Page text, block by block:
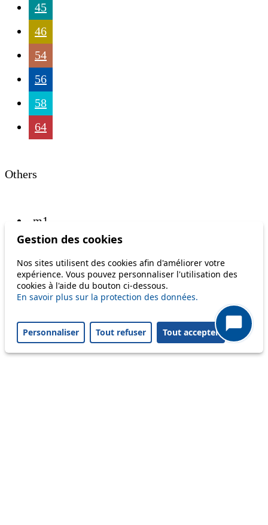
45
46
54
56
58
64
Others
m1
Status
Ongoing disruption
Disruption to come
Gestion des cookies
Nos sites utilisent des cookies afin d'améliorer votre
expérience. Vous pouvez personnaliser l'utilisation des
cookies à l'aide du bouton ci-dessous.
En savoir plus sur la protection des données.
Personnaliser Tout refuser Tout accepter